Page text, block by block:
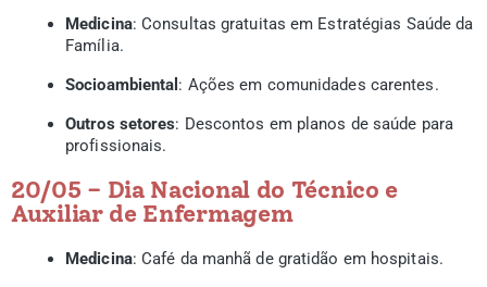
Medicina: Consultas gratuitas em Estratégias Saúde da
Família.
Socioambiental : Ações em comunidades carentes.
Outros setores: Descontos em planos de saúde para
profissionais.
20/05 – Dia Nacional do Técnico e
Auxiliar de Enfermagem
Medicina: Café da manhã de gratidão em hospitais.